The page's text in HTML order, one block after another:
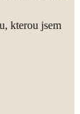
kterou jsem